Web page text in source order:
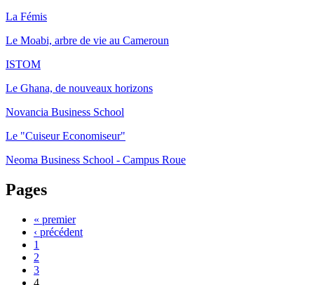
La Fémis
Le Moabi, arbre de vie au Cameroun
ISTOM
Le Ghana, de nouveaux horizons
Novancia Business School
Le "Cuiseur Economiseur"
Neoma Business School - Campus Roue
Pages
« premier
‹ précédent
1
2
3